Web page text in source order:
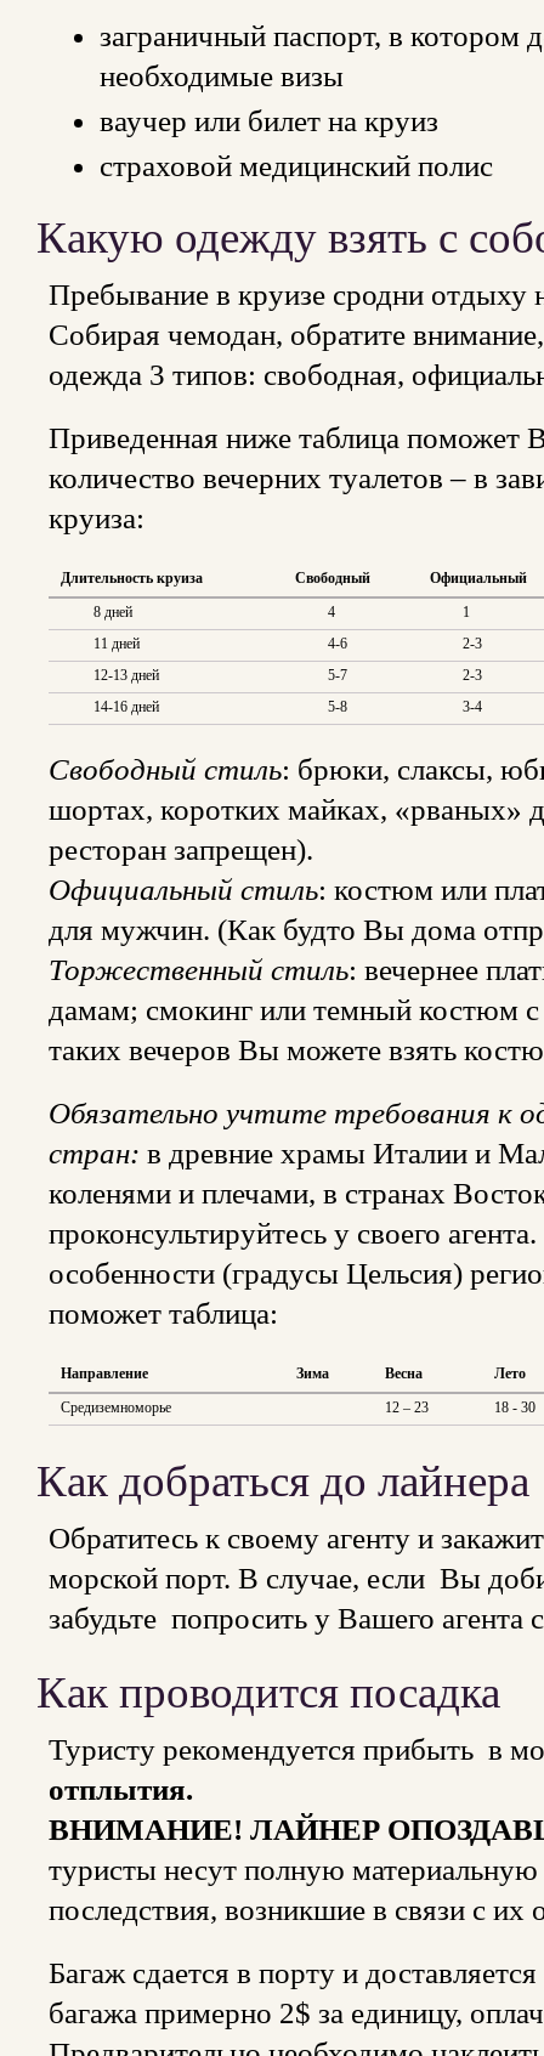
заграничный паспорт, в котором
необходимые визы
ваучер или билет на круиз
страховой медицинский полис
Какую одежду взять с
Пребывание в круизе сродни отдыху
Собирая чемодан, обратите
одежда 3 типов: свободная,
Приведенная ниже таблица поможет
количество вечерних туалетов – в
круиза:
Длительность круиза Свободный
Официальный
8 дней
4
1
11 дней
4-6
2-3
12-13 дней
5-7
2-3
14-16 дней
5-8 3-4
Свободный стиль: брюки, слаксы,
шортах, коротких майках, «рваных»
ресторан запрещен).
Официальный стиль: костюм или
для мужчин. (Как будто Вы дома
Торжественный стиль: вечернее
дамам; смокинг или темный костюм
таких вечеров Вы можете взять
Обязательно учтите требования к
стран: в древние храмы Италии и
коленями и плечами, в странах
проконсультируйтесь у своего
особенности (градусы Цельсия)
поможет таблица:
Направление Зима Весна
Лето
Средиземноморье
12 – 23 18 - 30
Как добраться до лайнера
Обратитесь к своему агенту и
морской порт. В случае, если Вы
забудьте попросить у Вашего агента
Как проводится посадка
Туристу рекомендуется прибыть в
отплытия.
ВНИМАНИЕ! ЛАЙНЕР
туристы несут полную
последствия, возникшие в связи с
Багаж сдается в порту и
багажа примерно 2$ за единицу,